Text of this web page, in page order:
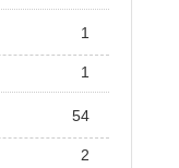
1
1
54
2